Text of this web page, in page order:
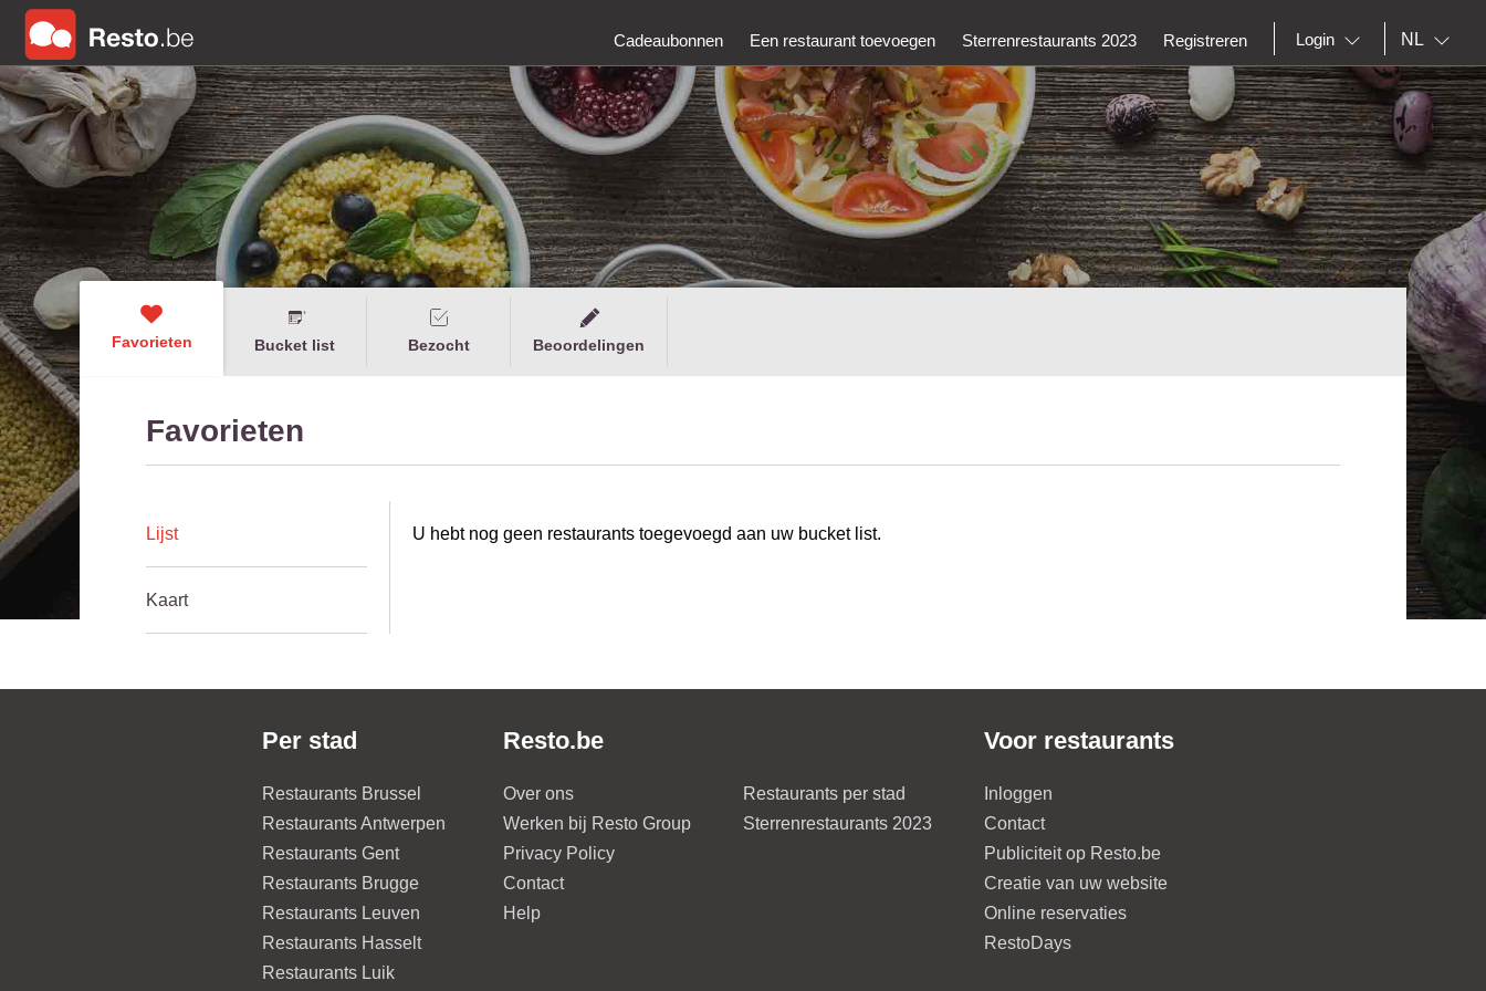
Cadeaubonnen Een restaurant toevoegen Sterrenrestaurants 2023 Registreren Login NL
Favorieten Bucket list Bezocht Beoordelingen
Favorieten
Lijst
Kaart
U hebt nog geen restaurants toegevoegd aan uw bucket list.
Per stad
Restaurants Brussel
Restaurants Antwerpen
Restaurants Gent
Restaurants Brugge
Restaurants Leuven
Restaurants Hasselt
Restaurants Luik
Resto.be
Over ons
Werken bij Resto Group
Privacy Policy
Contact
Help
Restaurants per stad
Sterrenrestaurants 2023
Voor restaurants
Inloggen
Contact
Publiciteit op Resto.be
Creatie van uw website
Online reservaties
RestoDays